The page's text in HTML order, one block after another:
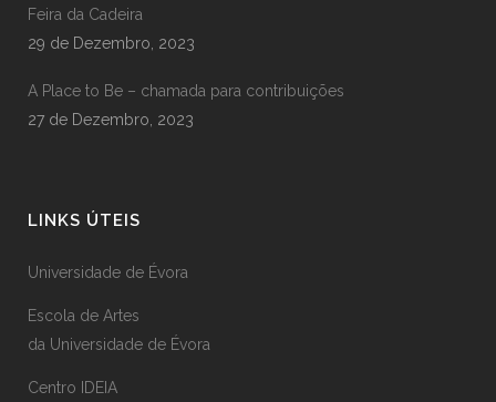
Feira da Cadeira
29 de Dezembro, 2023
A Place to Be – chamada para contribuições
27 de Dezembro, 2023
LINKS ÚTEIS
Universidade de Évora
Escola de Artes
da Universidade de Évora
Centro IDEIA